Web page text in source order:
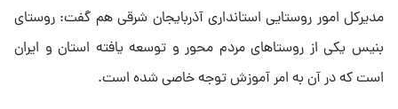
مدیرکل امور روستایی استانداری آذربایجان شرقی هم گفت: روستای
بنیس یکی از روستاهای مردم محور و توسعه یافته استان و ایران
است که در آن به امر آموزش توجه خاصی شده است.